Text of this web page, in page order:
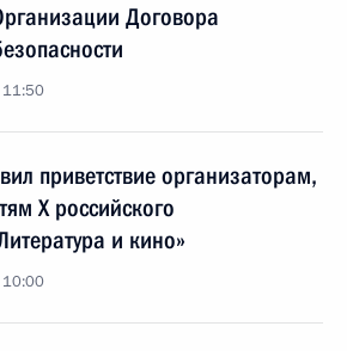
Договора
11:50
приветствие организаторам,
Х российского
и кино»
10:00